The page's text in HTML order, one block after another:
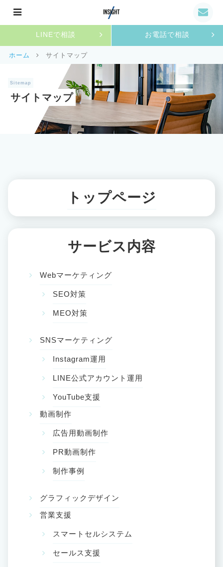
LINEで相談 お電話で相談
ホーム サイトマップ
サイトマップ
Sitemap
トップページ
サービス内容
Webマーケティング
SEO対策
MEO対策
SNSマーケティング
Instagram運用
LINE公式アカウント運用
YouTube支援
動画制作
広告用動画制作
PR動画制作
制作事例
グラフィックデザイン
営業支援
スマートセルシステム
セールス支援